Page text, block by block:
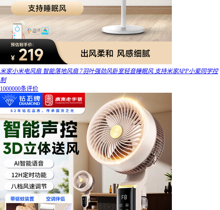
米家小米电风扇 智能落地风扇 7羽叶强劲风卧室轻音睡眠风 支持米家APP小爱同学控
制
1000000条评价